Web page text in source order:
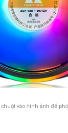
chuột vào hình ảnh để